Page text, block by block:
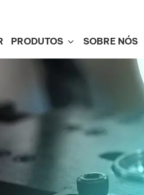
PRODUTOS SOBRE NÓS